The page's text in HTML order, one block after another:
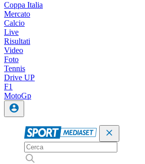
Coppa Italia
Mercato
Calcio
Live
Risultati
Video
Foto
Tennis
Drive UP
F1
MotoGp